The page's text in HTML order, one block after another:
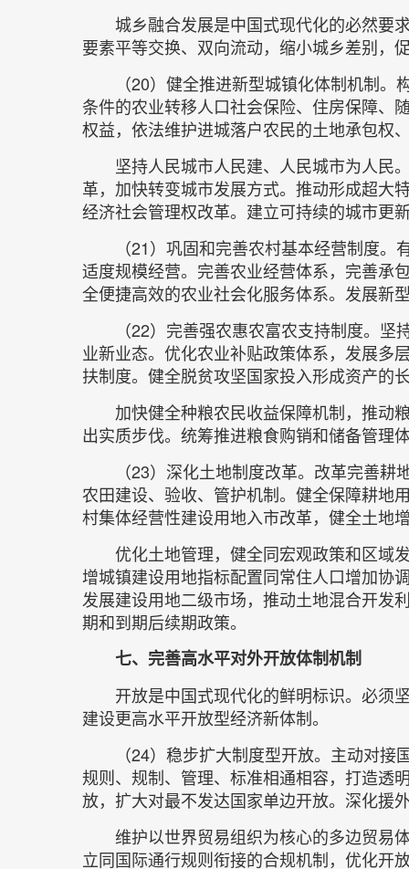
城乡融合发展是中国式现代化的必然要
要素平等交换、双向流动，缩小城乡差别，
（20）健全推进新型城镇化体制机制
条件的农业转移人口社会保险、住房保障、
权益，依法维护进城落户农民的土地承包权
坚持人民城市人民建、人民城市为人民
革，加快转变城市发展方式。推动形成超大
经济社会管理权改革。建立可持续的城市更
（21）巩固和完善农村基本经营制度
适度规模经营。完善农业经营体系，完善承
全便捷高效的农业社会化服务体系。发展新
（22）完善强农惠农富农支持制度。
业新业态。优化农业补贴政策体系，发展多
扶制度。健全脱贫攻坚国家投入形成资产的
加快健全种粮农民收益保障机制，推动
出实质步伐。统筹推进粮食购销和储备管理
（23）深化土地制度改革。改革完善
农田建设、验收、管护机制。健全保障耕地
村集体经营性建设用地入市改革，健全土地
优化土地管理，健全同宏观政策和区域
增城镇建设用地指标配置同常住人口增加协
发展建设用地二级市场，推动土地混合开发
期和到期后续期政策。
七、完善高水平对外开放体制机制
开放是中国式现代化的鲜明标识。必须
建设更高水平开放型经济新体制。
（24）稳步扩大制度型开放。主动对
规则、规制、管理、标准相通相容，打造透
放，扩大对最不发达国家单边开放。深化援
维护以世界贸易组织为核心的多边贸易
立同国际通行规则衔接的合规机制，优化开